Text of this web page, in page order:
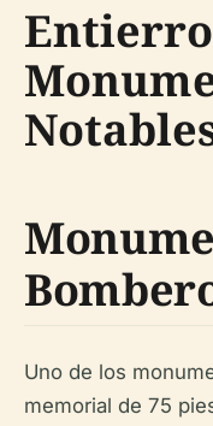
Uno de los
memorial de 75